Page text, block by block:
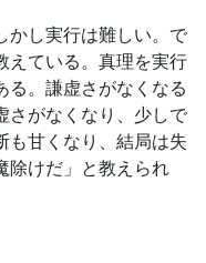
かし実行は難しい。で
えている。真理を実行
る。謙虚さがなくなる
さがなくなり、少しで
も甘くなり、結局は失
除けだ」と教えられ